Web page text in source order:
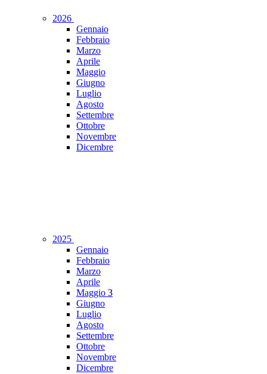
2026
Gennaio
Febbraio
Marzo
Aprile
Maggio
Giugno
Luglio
Agosto
Settembre
Ottobre
Novembre
Dicembre
2025
Gennaio
Febbraio
Marzo
Aprile
Maggio 3
Giugno
Luglio
Agosto
Settembre
Ottobre
Novembre
Dicembre